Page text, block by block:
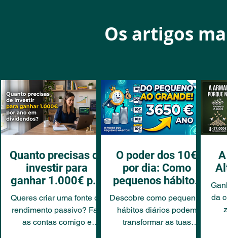
Os artigos
Quanto precisas de
investir para
ganhar 1.000€ por
ano em
dividendos?
Queres criar uma fonte de
rendimento passivo? Faz
as contas comigo e
O poder dos 10€
por dia: Como
pequenos hábitos
mudam a tua vida
financeira
Descobre como pequenos
hábitos diários podem
transformar as tuas
da